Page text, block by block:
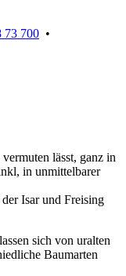
73 700 •
lässt, ganz in
in unmit­tel­ba­rer
Isar und Frei­sing
sich von uralten
Baum­ar­ten